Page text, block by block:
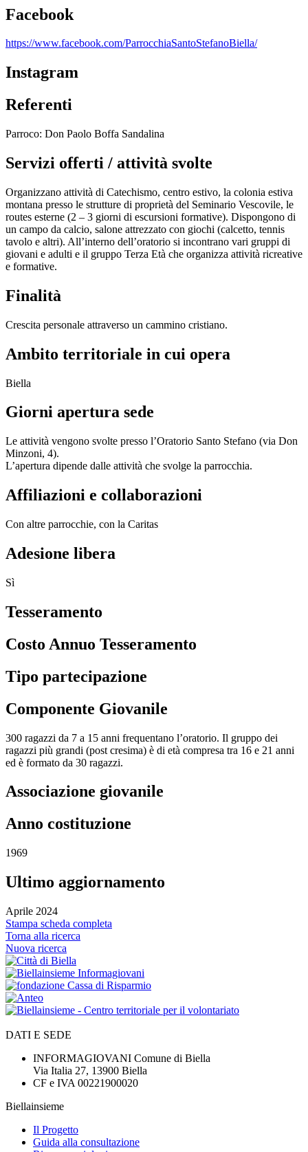
Facebook
https://www.facebook.com/ParrocchiaSantoStefanoBiella/
Instagram
Referenti
Parroco: Don Paolo Boffa Sandalina
Servizi offerti / attività svolte
Organizzano attività di Catechismo, centro estivo, la colonia estiva
montana presso le strutture di proprietà del Seminario Vescovile, le
routes esterne (2 – 3 giorni di escursioni formative). Dispongono di
un campo da calcio, salone attrezzato con giochi (calcetto, tennis
tavolo e altri). All’interno dell’oratorio si incontrano vari gruppi di
giovani e adulti e il gruppo Terza Età che organizza attività ricreative
e formative.
Finalità
Crescita personale attraverso un cammino cristiano.
Ambito territoriale in cui opera
Biella
Giorni apertura sede
Le attività vengono svolte presso l’Oratorio Santo Stefano (via Don
Minzoni, 4).
L’apertura dipende dalle attività che svolge la parrocchia.
Affiliazioni e collaborazioni
Con altre parrocchie, con la Caritas
Adesione libera
Sì
Tesseramento
Costo Annuo Tesseramento
Tipo partecipazione
Componente Giovanile
300 ragazzi da 7 a 15 anni frequentano l’oratorio. Il gruppo dei
ragazzi più grandi (post cresima) è di età compresa tra 16 e 21 anni
ed è formato da 30 ragazzi.
Associazione giovanile
Anno costituzione
1969
Ultimo aggiornamento
Aprile 2024
Stampa scheda completa
Torna alla ricerca
Nuova ricerca
DATI E SEDE
INFORMAGIOVANI Comune di Biella
Via Italia 27, 13900 Biella
CF e IVA 00221900020
Biellainsieme
Il Progetto
Guida alla consultazione